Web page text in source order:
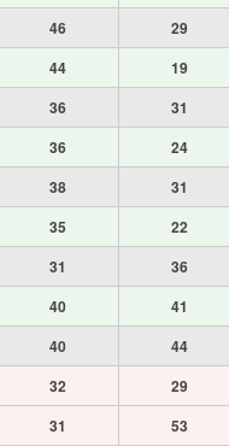
46 29
44 19
36 31
36 24
38 31
35 22
31 36
40 41
40 44
32 29
31 53